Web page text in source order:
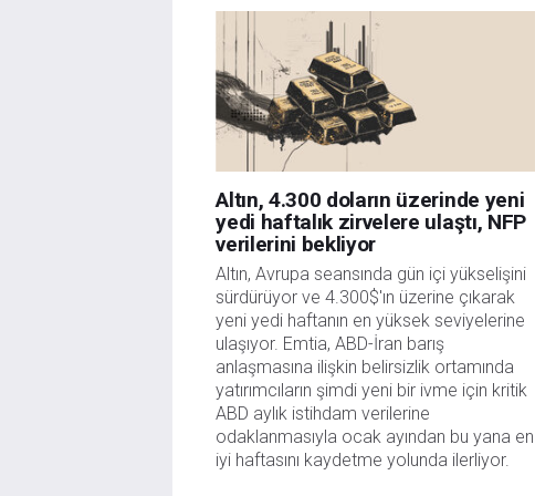
danışmanlığı teşkil etmemektedir. FXStreet bu tür
herhangi bir kar kaybı herhangi bir sınırlama
Altın, 4.300 doların üzerinde yeni
yedi haftalık zirvelere ulaştı, NFP
verilerini bekliyor
Altın, Avrupa seansında gün içi yükselişini
sürdürüyor ve 4.300$'ın üzerine çıkarak
yeni yedi haftanın en yüksek seviyelerine
ulaşıyor. Emtia, ABD-İran barış
anlaşmasına ilişkin belirsizlik ortamında
yatırımcıların şimdi yeni bir ivme için kritik
ABD aylık istihdam verilerine
odaklanmasıyla ocak ayından bu yana en
iyi haftasını kaydetme yolunda ilerliyor.